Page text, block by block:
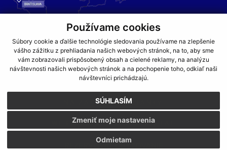
Používame cookies
Súbory cookie a ďalšie technológie sledovania používame na zlepšenie
vášho zážitku z prehliadania našich webových stránok, na to, aby sme
vám zobrazovali prispôsobený obsah a cielené reklamy, na analýzu
návštevnosti našich webových stránok a na pochopenie toho, odkiaľ naši
návštevníci prichádzajú.
SÚHLASÍM
Odmietam
Zmeniť moje nastavenia
Kúpele Pieniny – miesto, kde sa príroda stretáva s liečivou silou
vody a oddychom pre telo aj dušu.
GDPR COOKIES PARTNERI
JEDÁLNY LÍSTOK
CENNÍKY
NA ZAČIATOK STRÁNKY
WEBDESIGN WEBEX.DIGITAL
REZERVOVAŤ UBYTOVANIE